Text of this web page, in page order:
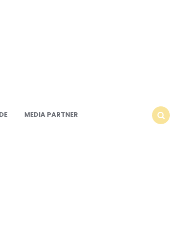
MEDIA PARTNER